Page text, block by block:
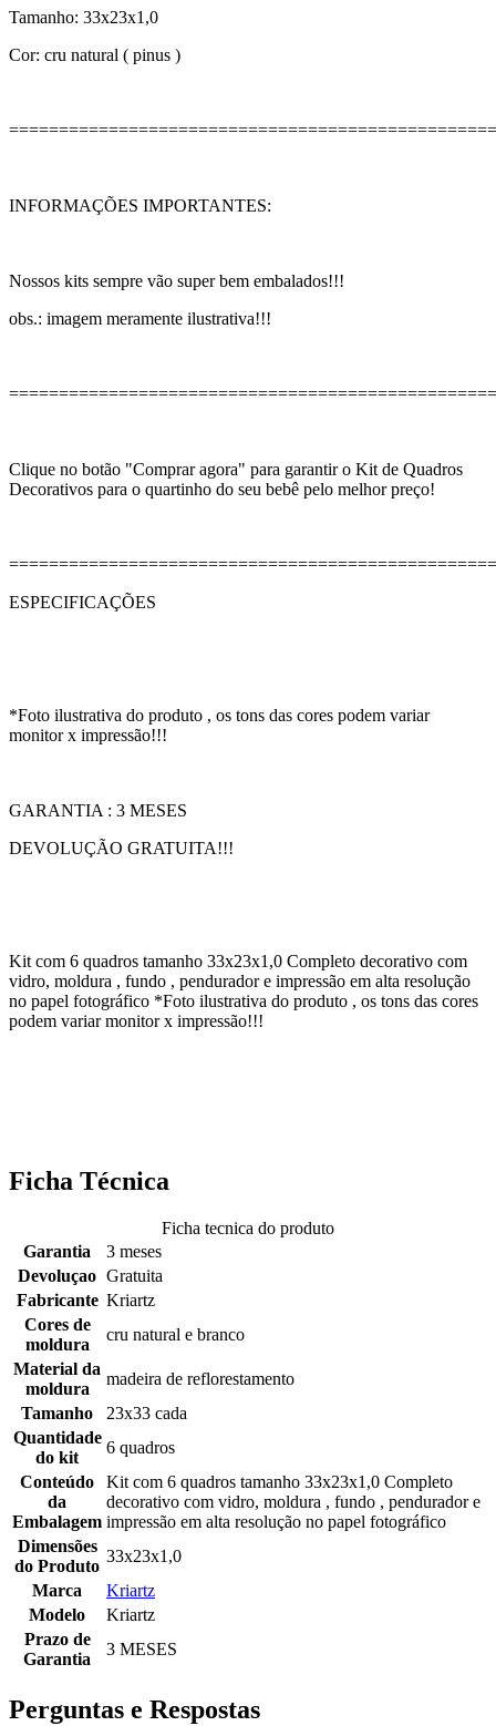
Tamanho: 33x23x1,0
Cor: cru natural ( pinus )
INFORMAÇÕES IMPORTANTES:
Nossos kits sempre vão super bem embalados!!!
obs.: imagem meramente ilustrativa!!!
Clique no botão "Comprar agora" para garantir o Kit de Quadros
Decorativos para o quartinho do seu bebê pelo melhor preço!
ESPECIFICAÇÕES
*Foto ilustrativa do produto , os tons das cores podem variar
monitor x impressão!!!
GARANTIA : 3 MESES
DEVOLUÇÃO GRATUITA!!!
Kit com 6 quadros tamanho 33x23x1,0 Completo decorativo com
vidro, moldura , fundo , pendurador e impressão em alta resolução
no papel fotográfico *Foto ilustrativa do produto , os tons das cores
podem variar monitor x impressão!!!
Ficha Técnica
Ficha tecnica do produto
Garantia
3 meses
Devoluçao Gratuita
Fabricante Kriartz
Cores de
moldura
cru natural e branco
Material da
moldura
madeira de reflorestamento
Tamanho
23x33 cada
Quantidade
do kit
6 quadros
Conteúdo
da
Embalagem
Kit com 6 quadros tamanho 33x23x1,0 Completo
decorativo com vidro, moldura , fundo , pendurador e
impressão em alta resolução no papel fotográfico
Dimensões
do Produto
33x23x1,0
Marca
Kriartz
Modelo
Kriartz
Prazo de
Garantia
3 MESES
Perguntas e Respostas